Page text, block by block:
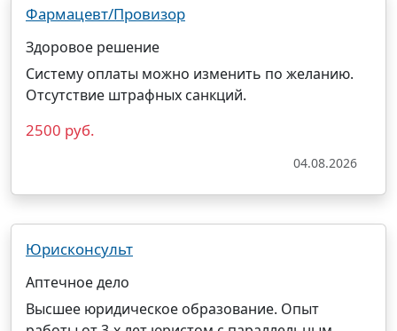
Фармацевт/Провизор
Здоровое решение
Систему оплаты можно изменить по желанию.
Отсутствие штрафных санкций.
2500 руб.
04.08.2026
Юрисконсульт
Аптечное дело
Высшее юридическое образование. Опыт